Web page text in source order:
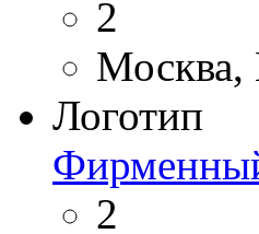
2
Москва,
Логотип
2